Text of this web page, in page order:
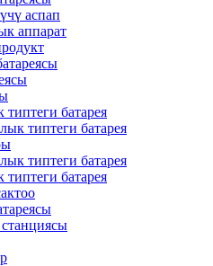
аспап
аппарат
батарея
типтеги батарея
типтеги батарея
батарея